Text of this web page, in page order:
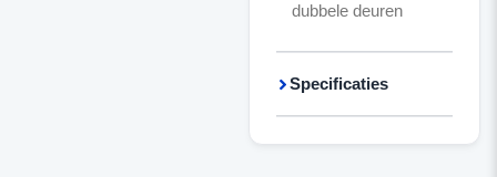
dubbele deuren
Specificaties